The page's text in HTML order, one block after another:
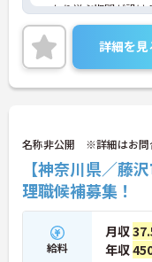
っかり学ぶ期間が設け
管理や人材育成などの
ため、段階を踏んで着
が魅力です。運営・営
し、自分らしい事業所
＜夜勤なし＆年間休日
ません。夕方には勤
時間や趣味の時間もし
に、月9日のお休みに
が毎月1日付与され、
理なく働き続けられる
プライベートのメリハ
たりです。
詳細を見
名称非公開 ※詳細はお問
【神奈川県／藤
理職候補募集！
給料
月収
年収